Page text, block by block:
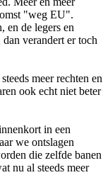
"weg EU".
en de legers en
verandert er toch
meer rechten en
ook echt niet beter
in een
we ontslagen
die zelfde banen
nu al steeds meer